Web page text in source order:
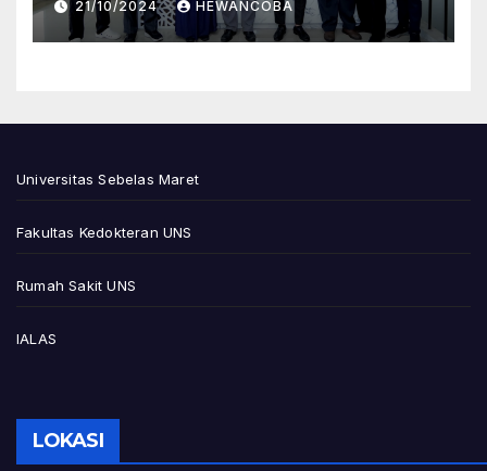
Asesmen Lapangan
Pendirian Prodi Magister
21/10/2024 HEWANCOBA
Universitas Sebelas Maret
Fakultas Kedokteran UNS
Rumah Sakit UNS
IALAS
LOKASI